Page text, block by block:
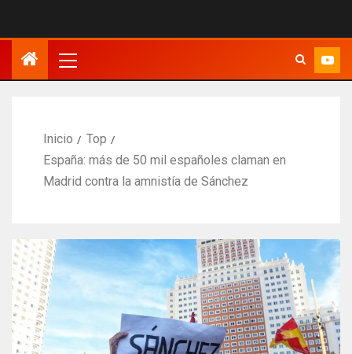
Inicio
Top
España: más de 50 mil españoles claman en
Madrid contra la amnistía de Sánchez